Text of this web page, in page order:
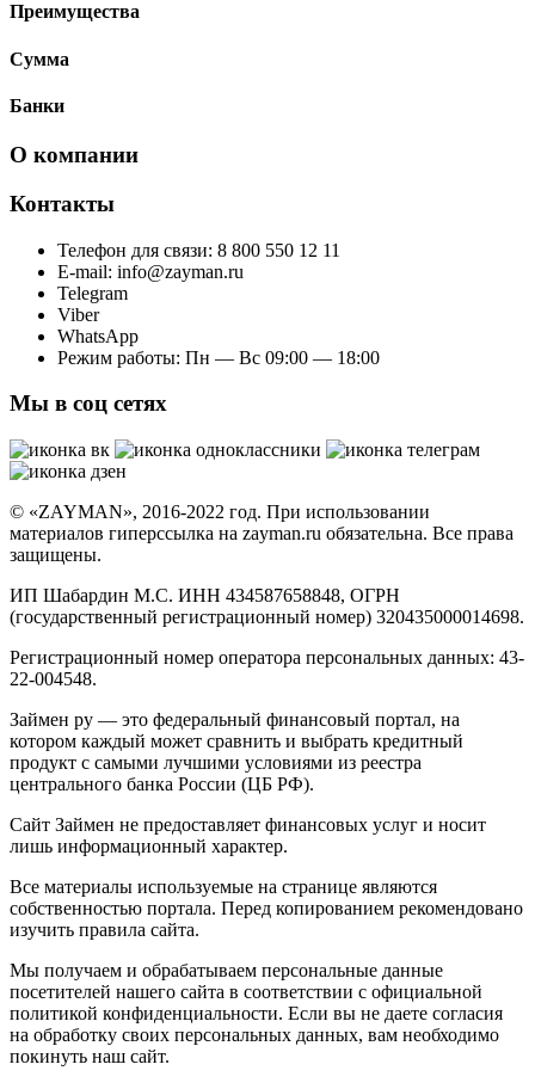
Преимущества
Сумма
Банки
О компании
Контакты
Телефон для связи: 8 800 550 12 11
E-mail: info@zayman.ru
Telegram
Viber
WhatsApp
Режим работы: Пн — Вс 09:00 — 18:00
Мы в соц сетях
© «ZAYMAN», 2016-2022 год. При использовании
материалов гиперссылка на zayman.ru обязательна. Все права
защищены.
ИП Шабардин М.С. ИНН 434587658848, ОГРН
(государственный регистрационный номер) 320435000014698.
Регистрационный номер оператора персональных данных: 43-
22-004548.
Займен ру — это федеральный финансовый портал, на
котором каждый может сравнить и выбрать кредитный
продукт с самыми лучшими условиями из реестра
центрального банка России (ЦБ РФ).
Сайт Займен не предоставляет финансовых услуг и носит
лишь информационный характер.
Все материалы используемые на странице являются
собственностью портала. Перед копированием рекомендовано
изучить правила сайта.
Мы получаем и обрабатываем персональные данные
посетителей нашего сайта в соответствии с официальной
политикой конфиденциальности. Если вы не даете согласия
на обработку своих персональных данных, вам необходимо
покинуть наш сайт.